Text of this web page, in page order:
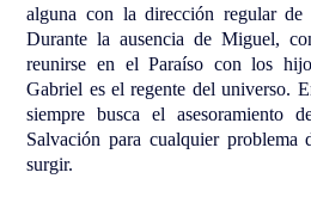
alguna con la dirección regular de
Durante la ausencia de Miguel,
reunirse en el Paraíso con los
Gabriel es el regente del universo.
siempre busca el asesoramiento
Salvación para cualquier problema
surgir.